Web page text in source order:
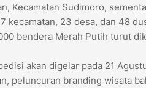
Kecamatan Sudimoro,
kecamatan, 23 desa, dan 48
bendera Merah Putih turut
akan digelar pada 21
peluncuran branding wisata